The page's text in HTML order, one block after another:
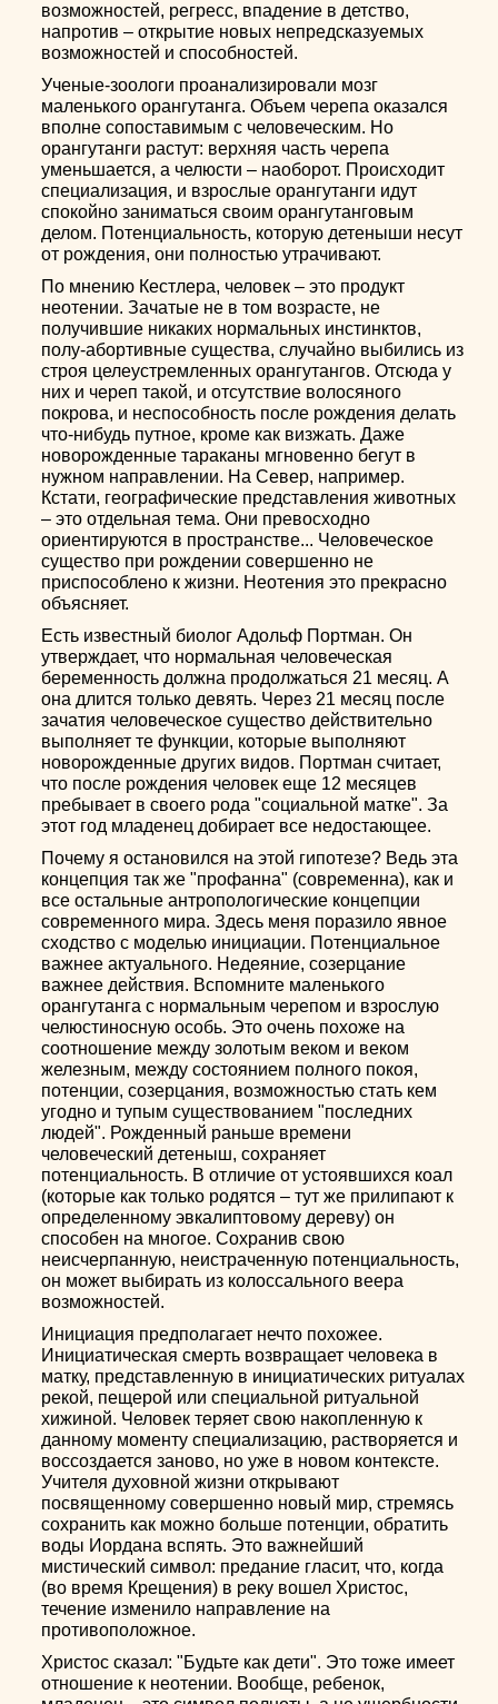
возможностей, регресс, впадение в детство,
напротив – открытие новых непредсказуемых
возможностей и способностей.
Ученые-зоологи проанализировали мозг
маленького орангутанга. Объем черепа оказался
вполне сопоставимым с человеческим. Но
орангутанги растут: верхняя часть черепа
уменьшается, а челюсти – наоборот. Происходит
специализация, и взрослые орангутанги идут
спокойно заниматься своим орангутанговым
делом. Потенциальность, которую детеныши несут
от рождения, они полностью утрачивают.
По мнению Кестлера, человек – это продукт
неотении. Зачатые не в том возрасте, не
получившие никаких нормальных инстинктов,
полу-абортивные существа, случайно выбились из
строя целеустремленных орангутангов. Отсюда у
них и череп такой, и отсутствие волосяного
покрова, и неспособность после рождения делать
что-нибудь путное, кроме как визжать. Даже
новорожденные тараканы мгновенно бегут в
нужном направлении. На Север, например.
Кстати, географические представления животных
– это отдельная тема. Они превосходно
ориентируются в пространстве... Человеческое
существо при рождении совершенно не
приспособлено к жизни. Неотения это прекрасно
объясняет.
Есть известный биолог Адольф Портман. Он
утверждает, что нормальная человеческая
беременность должна продолжаться 21 месяц. А
она длится только девять. Через 21 месяц после
зачатия человеческое существо действительно
выполняет те функции, которые выполняют
новорожденные других видов. Портман считает,
что после рождения человек еще 12 месяцев
пребывает в своего рода "социальной матке". За
этот год младенец добирает все недостающее.
Почему я остановился на этой гипотезе? Ведь эта
концепция так же "профанна" (современна), как и
все остальные антропологические концепции
современного мира. Здесь меня поразило явное
сходство с моделью инициации. Потенциальное
важнее актуального. Недеяние, созерцание
важнее действия. Вспомните маленького
орангутанга с нормальным черепом и взрослую
челюстиносную особь. Это очень похоже на
соотношение между золотым веком и веком
железным, между состоянием полного покоя,
потенции, созерцания, возможностью стать кем
угодно и тупым существованием "последних
людей". Рожденный раньше времени
человеческий детеныш, сохраняет
потенциальность. В отличие от устоявшихся коал
(которые как только родятся – тут же прилипают к
определенному эвкалиптовому дереву) он
способен на многое. Сохранив свою
неисчерпанную, неистраченную потенциальность,
он может выбирать из колоссального веера
возможностей.
Инициация предполагает нечто похожее.
Инициатическая смерть возвращает человека в
матку, представленную в инициатических ритуалах
рекой, пещерой или специальной ритуальной
хижиной. Человек теряет свою накопленную к
данному моменту специализацию, растворяется и
воссоздается заново, но уже в новом контексте.
Учителя духовной жизни открывают
посвященному совершенно новый мир, стремясь
сохранить как можно больше потенции, обратить
воды Иордана вспять. Это важнейший
мистический символ: предание гласит, что, когда
(во время Крещения) в реку вошел Христос,
течение изменило направление на
противоположное.
Христос сказал: "Будьте как дети". Это тоже имеет
отношение к неотении. Вообще, ребенок,